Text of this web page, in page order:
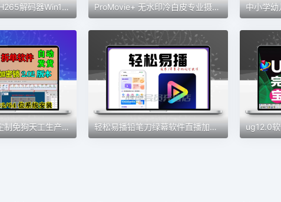
HEVC视频扩展H265解码器Win10插件MOV/HEIC图像HEIF安装编码工具 ProMovie+ 无水印冷白皮专业摄像机录音曝光对焦4K拍摄素材包更新
云溪2018全屋定制免狗天工生产免锁云熙拆单软件柜体橱柜排版2021 轻松易播铅笔刀绿幕软件直播加加魔盒同款绿幕直播间会员权益